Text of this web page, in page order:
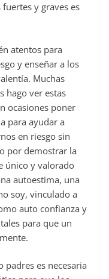
y graves es
atentos para
y enseñar a los
Muchas
hago ver estas
ocasiones poner
para ayudar a
en riesgo sin
por demostrar la
único y valorado
autoestima, una
soy, vinculado a
auto confianza y
para que un
padres es necesaria